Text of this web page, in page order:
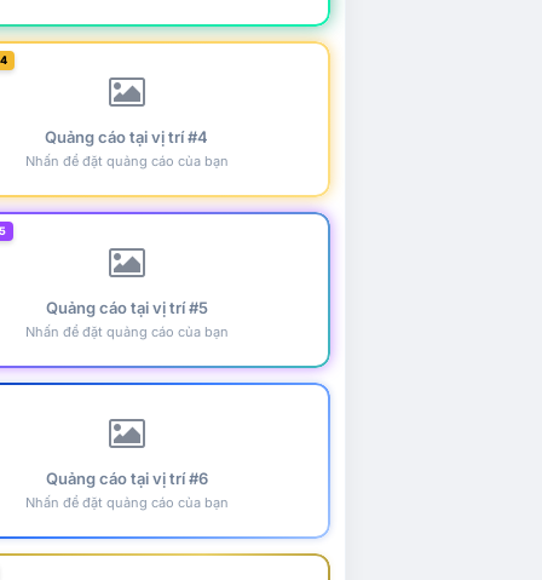
Quảng cáo tại vị trí #4
Nhấn để đặt quảng cáo của bạn
Quảng cáo tại vị trí #5
Nhấn để đặt quảng cáo của bạn
Quảng cáo tại vị trí #6
Nhấn để đặt quảng cáo của bạn